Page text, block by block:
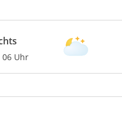
06 Uhr
Gewitterrisiko in 3h
Zur Gewitterrisikokarte